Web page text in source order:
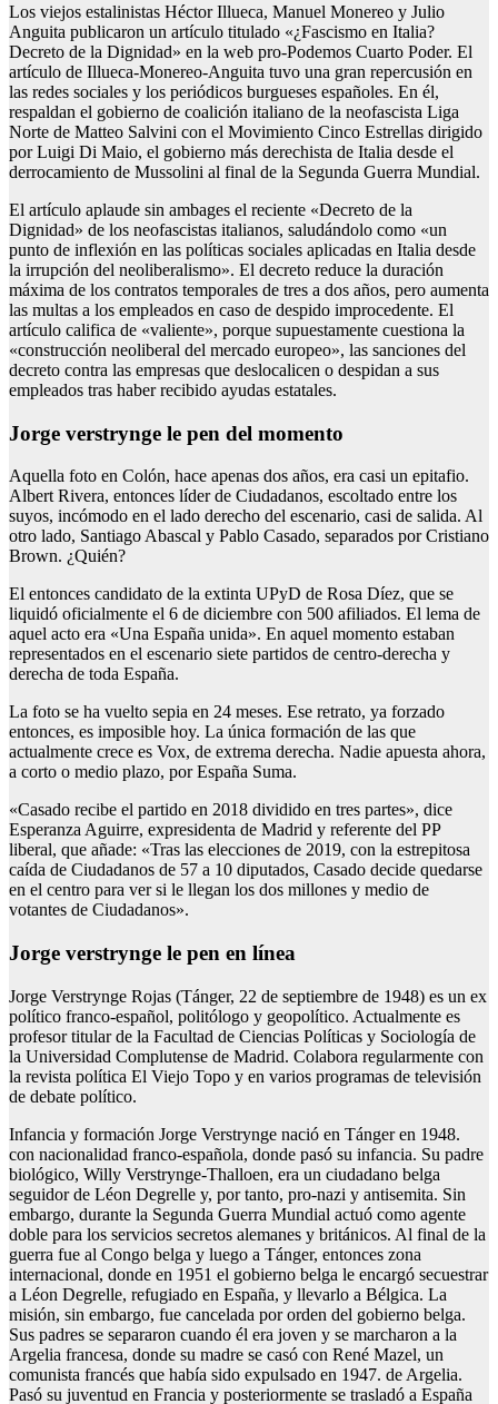
Los viejos estalinistas Héctor Illueca, Manuel Monereo y Julio
Anguita publicaron un artículo titulado «¿Fascismo en Italia?
Decreto de la Dignidad» en la web pro-Podemos Cuarto Poder. El
artículo de Illueca-Monereo-Anguita tuvo una gran repercusión en
las redes sociales y los periódicos burgueses españoles. En él,
respaldan el gobierno de coalición italiano de la neofascista Liga
Norte de Matteo Salvini con el Movimiento Cinco Estrellas dirigido
por Luigi Di Maio, el gobierno más derechista de Italia desde el
derrocamiento de Mussolini al final de la Segunda Guerra Mundial.
El artículo aplaude sin ambages el reciente «Decreto de la
Dignidad» de los neofascistas italianos, saludándolo como «un
punto de inflexión en las políticas sociales aplicadas en Italia desde
la irrupción del neoliberalismo». El decreto reduce la duración
máxima de los contratos temporales de tres a dos años, pero aumenta
las multas a los empleados en caso de despido improcedente. El
artículo califica de «valiente», porque supuestamente cuestiona la
«construcción neoliberal del mercado europeo», las sanciones del
decreto contra las empresas que deslocalicen o despidan a sus
empleados tras haber recibido ayudas estatales.
Jorge verstrynge le pen del momento
Aquella foto en Colón, hace apenas dos años, era casi un epitafio.
Albert Rivera, entonces líder de Ciudadanos, escoltado entre los
suyos, incómodo en el lado derecho del escenario, casi de salida. Al
otro lado, Santiago Abascal y Pablo Casado, separados por Cristiano
Brown. ¿Quién?
El entonces candidato de la extinta UPyD de Rosa Díez, que se
liquidó oficialmente el 6 de diciembre con 500 afiliados. El lema de
aquel acto era «Una España unida». En aquel momento estaban
representados en el escenario siete partidos de centro-derecha y
derecha de toda España.
La foto se ha vuelto sepia en 24 meses. Ese retrato, ya forzado
entonces, es imposible hoy. La única formación de las que
actualmente crece es Vox, de extrema derecha. Nadie apuesta ahora,
a corto o medio plazo, por España Suma.
«Casado recibe el partido en 2018 dividido en tres partes», dice
Esperanza Aguirre, expresidenta de Madrid y referente del PP
liberal, que añade: «Tras las elecciones de 2019, con la estrepitosa
caída de Ciudadanos de 57 a 10 diputados, Casado decide quedarse
en el centro para ver si le llegan los dos millones y medio de
votantes de Ciudadanos».
Jorge verstrynge le pen en línea
Jorge Verstrynge Rojas (Tánger, 22 de septiembre de 1948) es un ex
político franco-español, politólogo y geopolítico. Actualmente es
profesor titular de la Facultad de Ciencias Políticas y Sociología de
la Universidad Complutense de Madrid. Colabora regularmente con
la revista política El Viejo Topo y en varios programas de televisión
de debate político.
Infancia y formación Jorge Verstrynge nació en Tánger en 1948.
con nacionalidad franco-española, donde pasó su infancia. Su padre
biológico, Willy Verstrynge-Thalloen, era un ciudadano belga
seguidor de Léon Degrelle y, por tanto, pro-nazi y antisemita. Sin
embargo, durante la Segunda Guerra Mundial actuó como agente
doble para los servicios secretos alemanes y británicos. Al final de la
guerra fue al Congo belga y luego a Tánger, entonces zona
internacional, donde en 1951 el gobierno belga le encargó secuestrar
a Léon Degrelle, refugiado en España, y llevarlo a Bélgica. La
misión, sin embargo, fue cancelada por orden del gobierno belga.
Sus padres se separaron cuando él era joven y se marcharon a la
Argelia francesa, donde su madre se casó con René Mazel, un
comunista francés que había sido expulsado en 1947. de Argelia.
Pasó su juventud en Francia y posteriormente se trasladó a España